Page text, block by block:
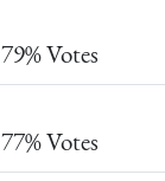
79% Votes
77% Votes